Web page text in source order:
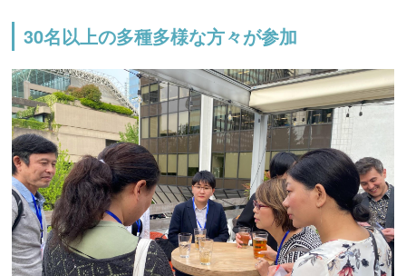
30名以上の多種多様な方々が参加